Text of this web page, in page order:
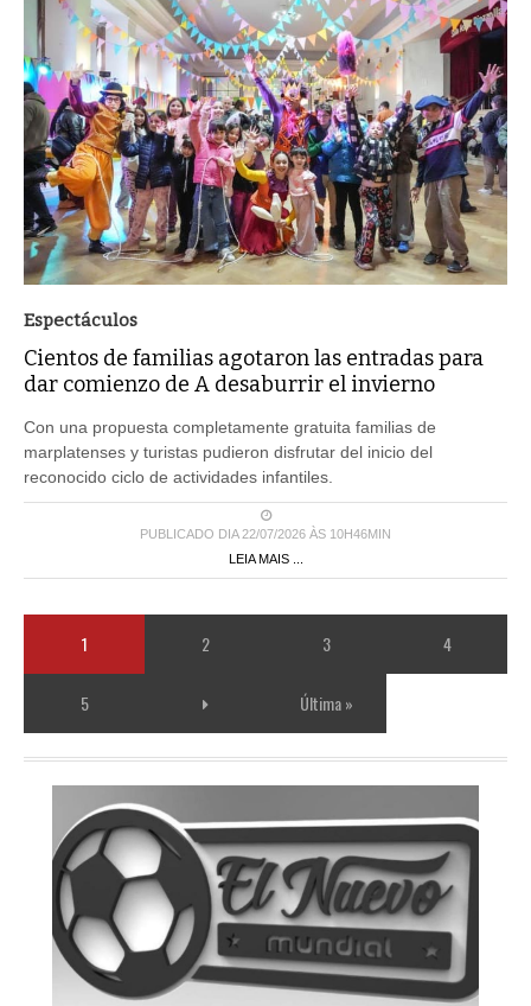
Espectáculos
Cientos de familias agotaron las entradas para
dar comienzo de A desaburrir el invierno
Con una propuesta completamente gratuita familias de
marplatenses y turistas pudieron disfrutar del inicio del
reconocido ciclo de actividades infantiles.
PUBLICADO DIA 22/07/2026 ÀS 10H46MIN
LEIA MAIS ...
1 2 3 4
5 Última »